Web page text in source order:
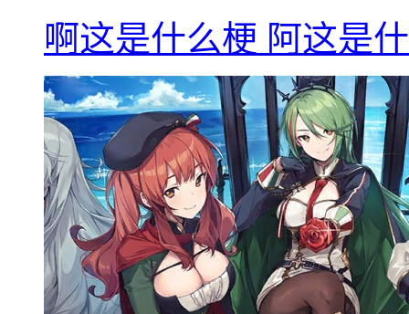
啊这是什么梗 阿这是